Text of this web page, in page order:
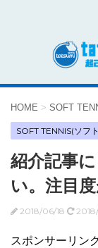
HOME > SOFT
SOFT TENNIS(ソフ
紹介記事
い。注目
2018/06/18
スポンサーリン